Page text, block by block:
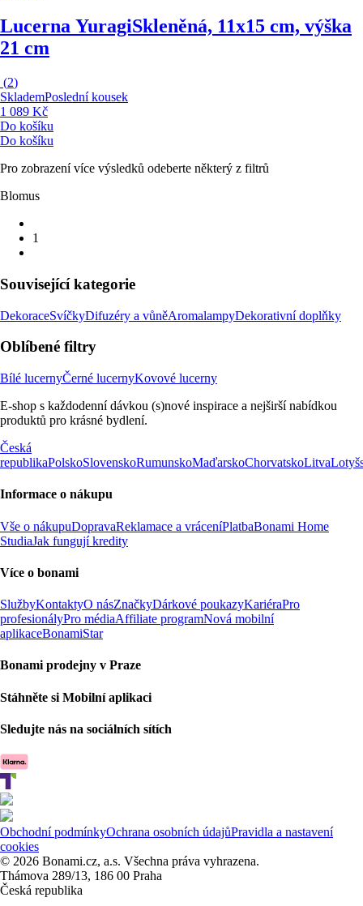
Lucerna YuragiSkleněná, 11x15 cm, výška
21 cm
(2)
SklademPoslední kousek
1 089 Kč
Do košíku
Do košíku
Pro zobrazení více výsledků odeberte některý z filtrů
Blomus
1
Související kategorie
DekoraceSvíčkyDifuzéry a vůněAromalampyDekorativní doplňky
Oblíbené filtry
Bílé lucernyČerné lucernyKovové lucerny
E-shop s každodenní dávkou (s)nové inspirace a nejširší nabídkou
produktů pro krásné bydlení.
Česká
republikaPolskoSlovenskoRumunskoMaďarskoChorvatskoLitva
Informace o nákupu
Vše o nákupuDopravaReklamace a vráceníPlatbaBonami Home
StudiaJak fungují kredity
Více o bonami
SlužbyKontaktyO násZnačkyDárkové poukazyKariéraPro
profesionályPro médiaAffiliate programNová mobilní
aplikaceBonamiStar
Bonami prodejny v Praze
Stáhněte si Mobilní aplikaci
Sledujte nás na sociálních sítích
Obchodní podmínkyOchrana osobních údajůPravidla a nastavení
cookies
© 2026 Bonami.cz, a.s. Všechna práva vyhrazena.
Thámova 289/13, 186 00 Praha
Česká republika